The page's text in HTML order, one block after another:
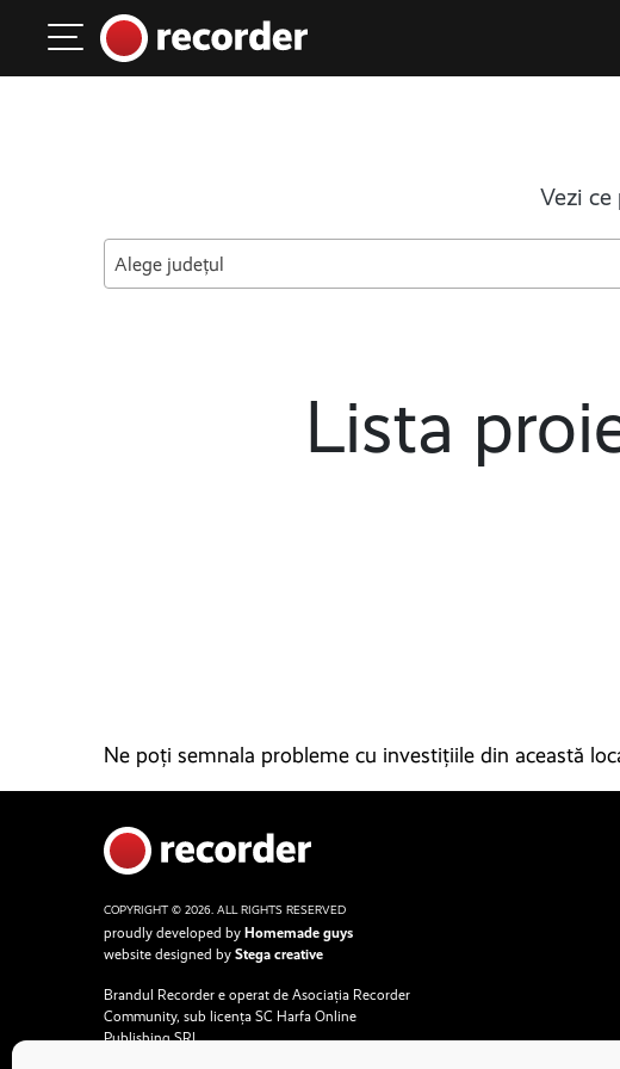
Main Navigation
Vezi
Alege județul
Lista
Ne poți semnala probleme cu investițiile din această
COPYRIGHT © 2026. ALL RIGHTS RESERVED
proudly developed by Homemade guys
website designed by Stega creative
Brandul Recorder e operat de Asociația Recorder
Community, sub licența SC Harfa Online
Publishing SRL.